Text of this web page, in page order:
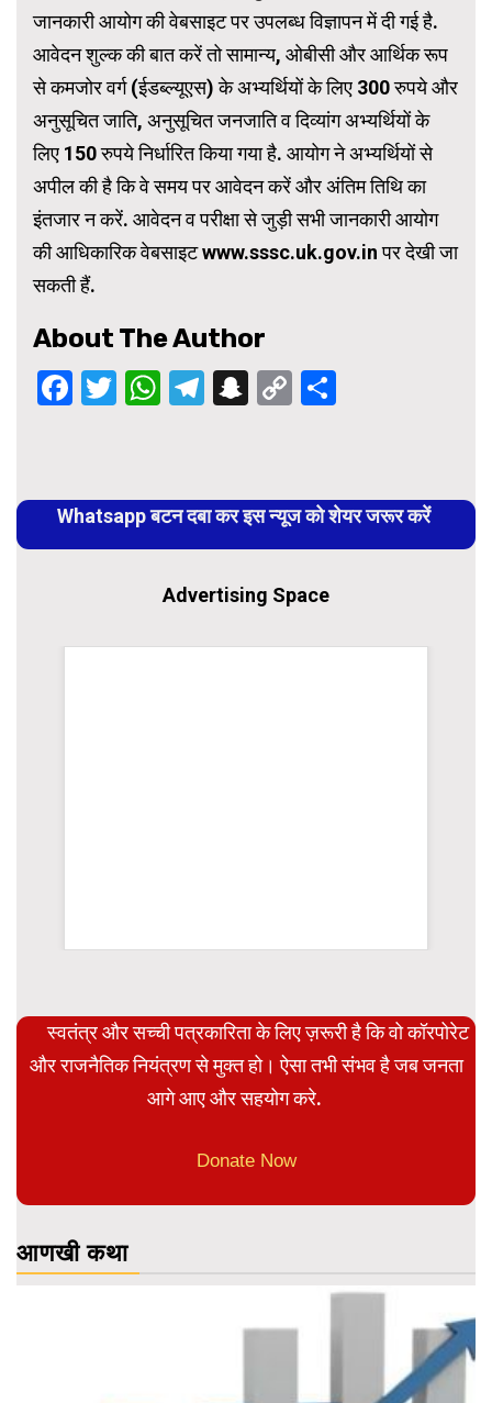
जानकारी आयोग की वेबसाइट पर उपलब्ध विज्ञापन में दी गई है.
आवेदन शुल्क की बात करें तो सामान्य, ओबीसी और आर्थिक रूप
से कमजोर वर्ग (ईडब्ल्यूएस) के अभ्यर्थियों के लिए 300 रुपये और
अनुसूचित जाति, अनुसूचित जनजाति व दिव्यांग अभ्यर्थियों के
लिए 150 रुपये निर्धारित किया गया है. आयोग ने अभ्यर्थियों से
अपील की है कि वे समय पर आवेदन करें और अंतिम तिथि का
इंतजार न करें. आवेदन व परीक्षा से जुड़ी सभी जानकारी आयोग
की आधिकारिक वेबसाइट www.sssc.uk.gov.in पर देखी जा
सकती हैं.
About The Author
Facebook
Twitter
WhatsApp
Telegram
Snapchat
Copy
Reading
Whatsapp बटन दबा कर इस न्यूज को शेयर जरूर करें
Advertising Space
स्वतंत्र और सच्ची पत्रकारिता के लिए ज़रूरी है कि वो कॉरपोरेट
और राजनैतिक नियंत्रण से मुक्त हो। ऐसा तभी संभव है जब जनता
आगे आए और सहयोग करे.
Donate Now
आणखी कथा